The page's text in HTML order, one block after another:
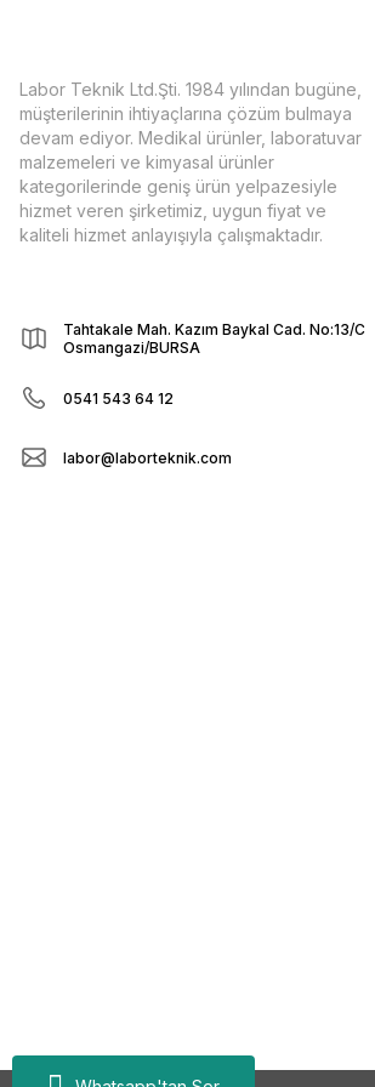
Labor Teknik Ltd.Şti. 1984 yılından bugüne,
müşterilerinin ihtiyaçlarına çözüm bulmaya
devam ediyor. Medikal ürünler, laboratuvar
malzemeleri ve kimyasal ürünler
kategorilerinde geniş ürün yelpazesiyle
hizmet veren şirketimiz, uygun fiyat ve
kaliteli hizmet anlayışıyla çalışmaktadır.
Tahtakale Mah. Kazım Baykal Cad. No:13/C
Osmangazi/BURSA
0541 543 64 12
labor@laborteknik.com